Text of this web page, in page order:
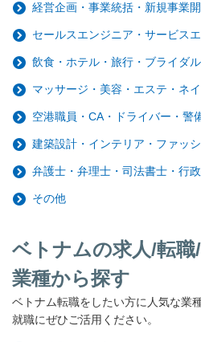
経営企画・事業統括・新規事業
セールスエンジニア・サービス
飲食・ホテル・旅行・ブライダ
マッサージ・美容・エステ・ネ
空港職員・CA・ドライバー・警
建築設計・インテリア・ファッ
弁護士・弁理士・司法書士・行
その他
ベトナムの求人/転職
業種から探す
ベトナム転職をしたい方に人気な業
就職にぜひご活用ください。